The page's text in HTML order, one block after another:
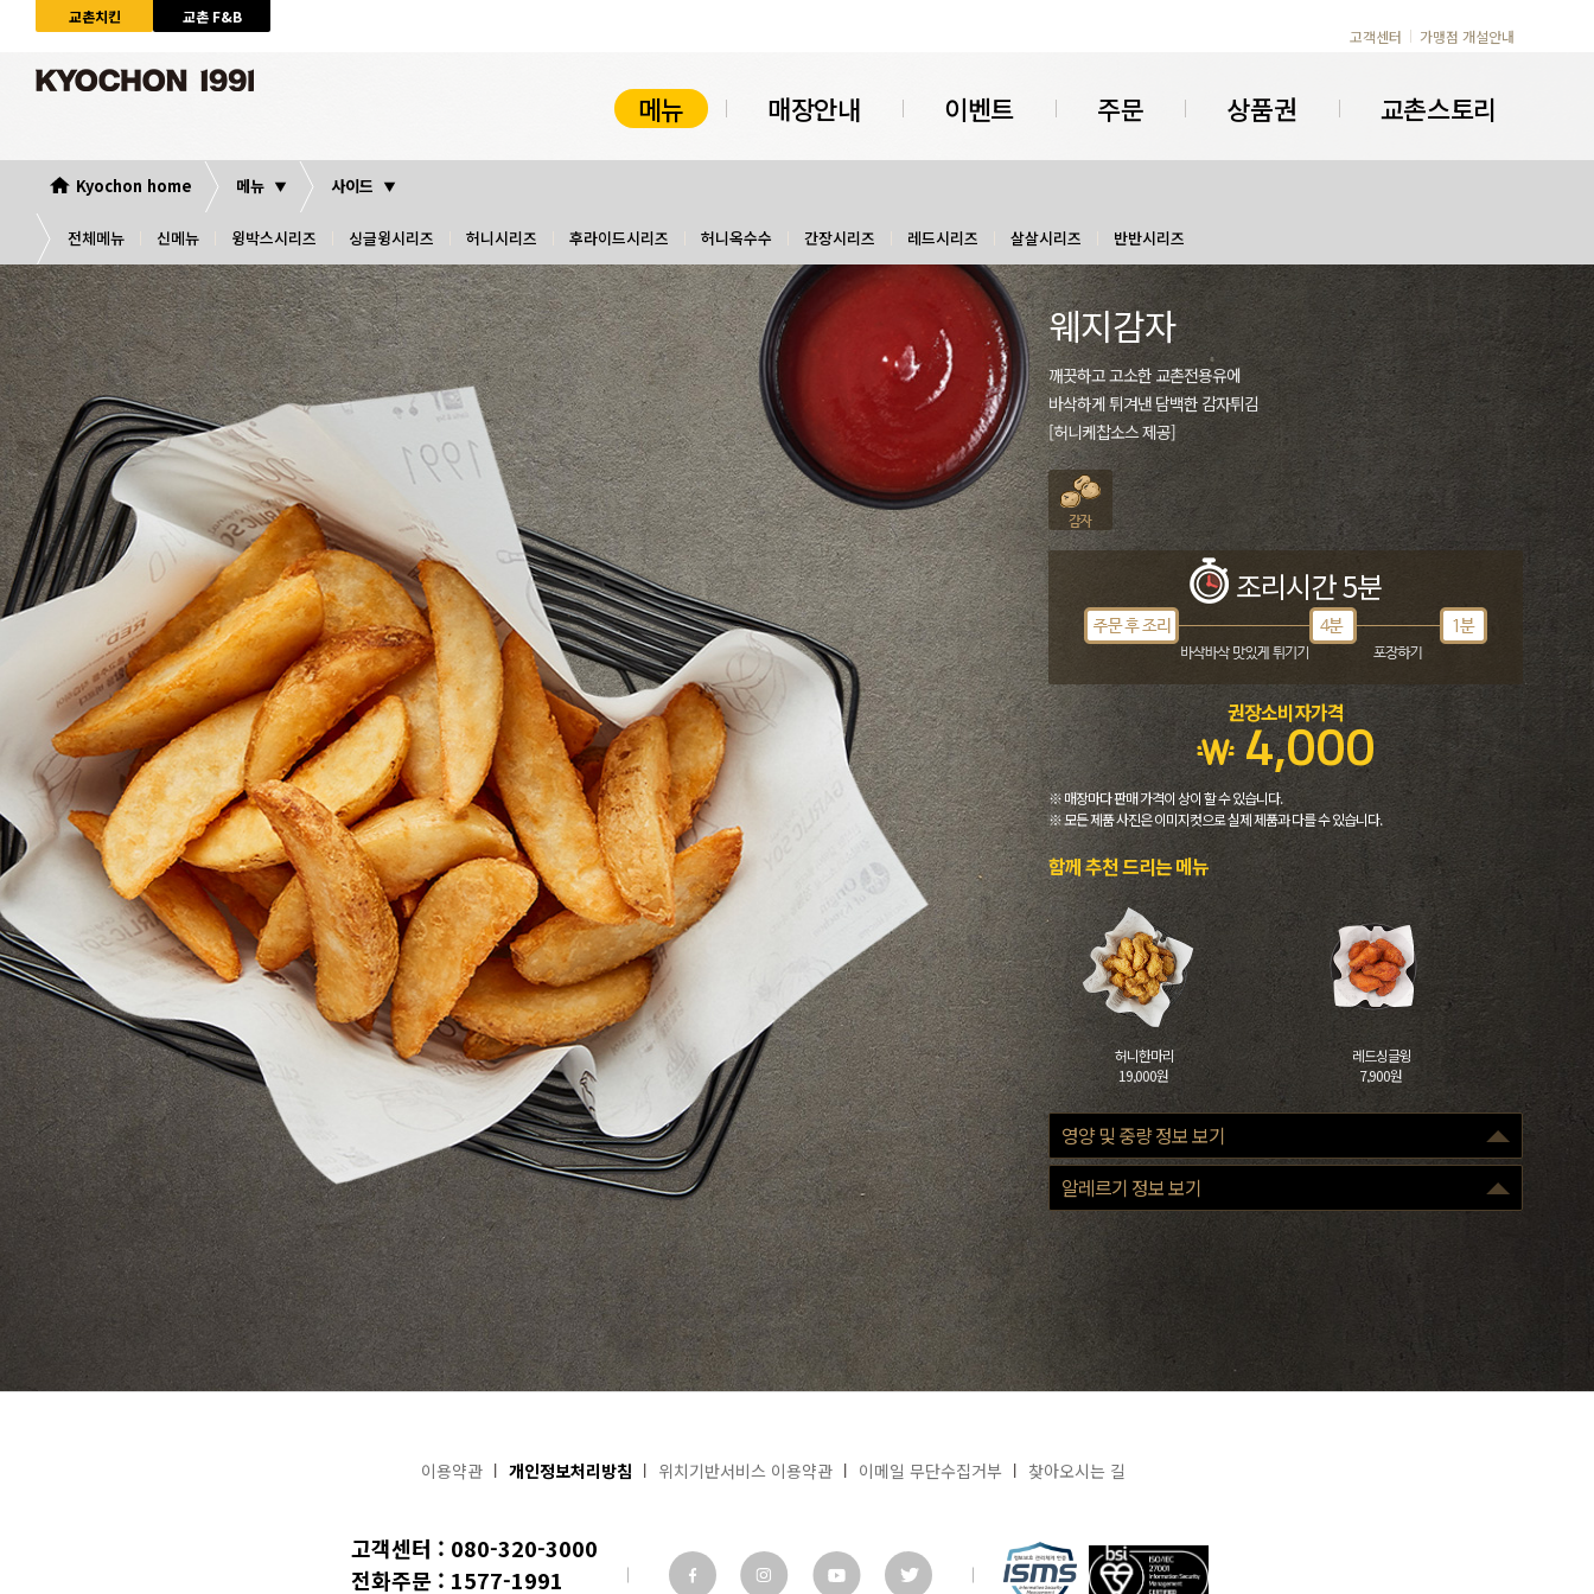
교촌치킨
교촌 F&B
고객센터
가맹점 개설안내
메뉴 매장안내 이벤트 주문 상품권 교촌스토리
Kyochon home 메뉴 사이드
전체메뉴 신메뉴 윙박스시리즈 싱글윙시리즈 허니시리즈 후라이드시리즈 허니옥수수 간장시리즈 레드시리즈 살살시리즈 반반시리즈
웨지감자
깨끗하고 고소한 교촌전용유에
바삭하게 튀겨낸 담백한 감자튀김
[허니케찹소스 제공]
조리시간 5분
권장소비자가격
4,000
※ 매장마다 판매 가격이 상이 할 수 있습니다.
※ 모든 제품 사진은 이미지컷으로 실제 제품과 다를 수 있습니다.
함께 추천 드리는 메뉴
허니한마리
19,000원
레드싱글윙
7,900원
영양 및 중량 정보 보기
구분
100g
열량(Kcal)
조리 전
수 있습니다.
알레르기 정보 보기
이용약관 개인정보처리방침 위치기반서비스 이용약관 이메일 무단수집거부 찾아오시는 길
고객센터 : 080-320-3000
전화주문 : 1577-1991